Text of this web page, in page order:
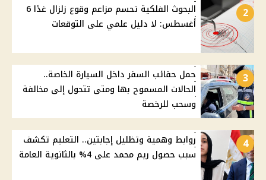
2
البحوث الفلكية تحسم مزاعم وقوع زلزال غدًا 6
أغسطس: لا دليل علمي على التوقعات
3
حمل حقائب السفر داخل السيارة الخاصة..
الحالات المسموح بها ومتى تتحول إلى مخالفة
وسحب للرخصة
4
روابط وهمية وتظليل إجابتين.. التعليم تكشف
سبب حصول ريم محمد على 4% بالثانوية العامة